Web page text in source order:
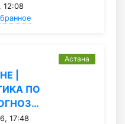
12:08
|
ПО
17:48
Астана